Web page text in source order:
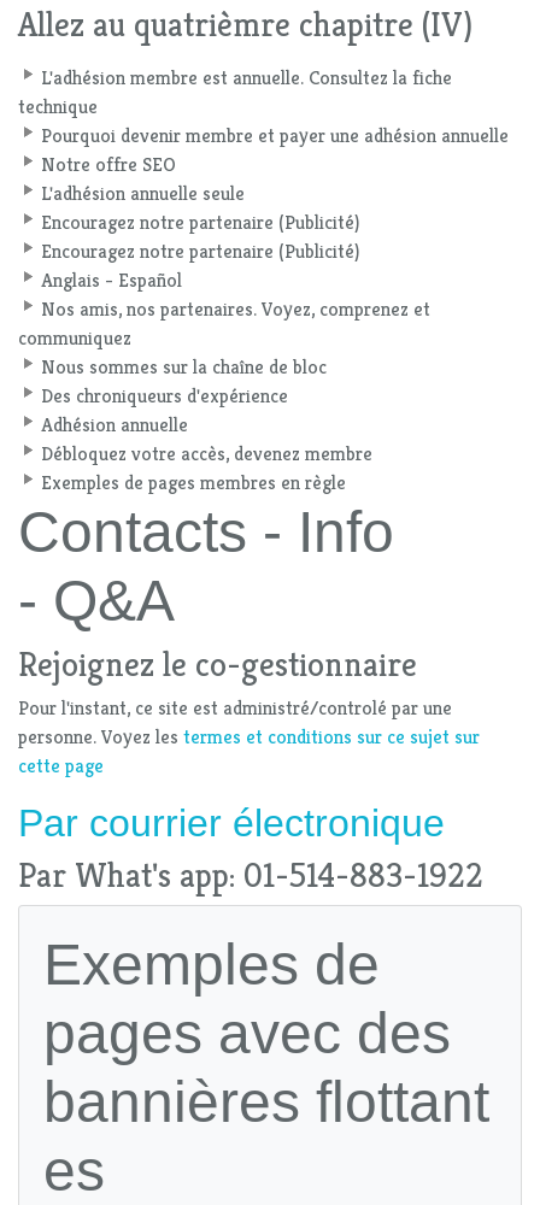
Allez au quatrièmre chapitre (IV)
L'adhésion membre est annuelle. Consultez la fiche
technique
Pourquoi devenir membre et payer une adhésion annuelle
Notre offre SEO
L'adhésion annuelle seule
Encouragez notre partenaire (Publicité)
Encouragez notre partenaire (Publicité)
Anglais - Español
Nos amis, nos partenaires. Voyez, comprenez et
communiquez
Nous sommes sur la chaîne de bloc
Des chroniqueurs d'expérience
Adhésion annuelle
Débloquez votre accès, devenez membre
Exemples de pages membres en règle
Contacts - Info
- Q&A
Rejoignez le co-gestionnaire
Pour l'instant, ce site est administré/controlé par une
personne. Voyez les termes et conditions sur ce sujet sur
cette page
Par courrier électronique
Par What's app: 01-514-883-1922
Exemples de
pages avec des
bannières flottant
es